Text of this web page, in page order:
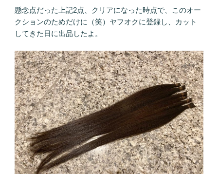
懸念点だった上記2点、クリアになった時点で、このオー
クションのためだけに（笑）ヤフオクに登録し、カット
してきた日に出品したよ。